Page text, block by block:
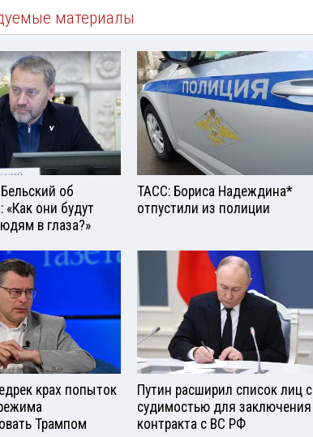
материалы
об
«Как они будут
в глаза?»
ТАСС: Бориса Надеждина*
отпустили из полиции
крах попыток
Трампом
Путин расширил список лиц с
судимостью для заключения
контракта с ВС РФ